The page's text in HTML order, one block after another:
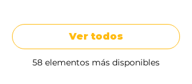
58 elementos más disponibles
Ver todos